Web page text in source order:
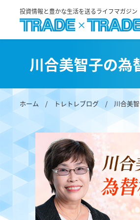
投資情報と豊かな生活を送るライフマガジン
川合美智子の為
ホーム /トレトレブログ / 川合美